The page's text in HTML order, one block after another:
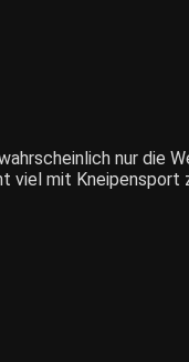
nur die
viel mit Kneipensport